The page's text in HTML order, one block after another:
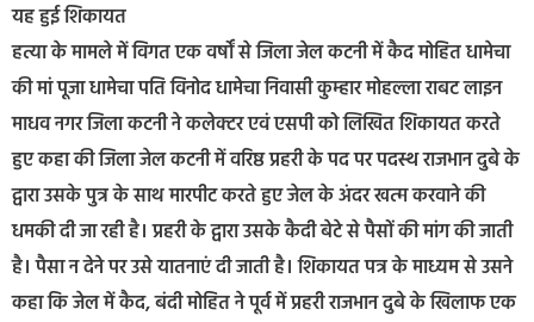
यह हुई शिकायत
हत्या के मामले में विगत एक वर्षों से जिला जेल कटनी में कैद मोहित धामेचा
की मां पूजा धामेचा पति विनोद धामेचा निवासी कुम्हार मोहल्ला राबट लाइन
माधव नगर जिला कटनी ने कलेक्टर एवं एसपी को लिखित शिकायत करते
हुए कहा की जिला जेल कटनी में वरिष्ठ प्रहरी के पद पर पदस्थ राजभान दुबे के
द्वारा उसके पुत्र के साथ मारपीट करते हुए जेल के अंदर खत्म करवाने की
धमकी दी जा रही है। प्रहरी के द्वारा उसके कैदी बेटे से पैसों की मांग की जाती
है। पैसा न देने पर उसे यातनाएं दी जाती है। शिकायत पत्र के माध्यम से उसने
कहा कि जेल में कैद, बंदी मोहित ने पूर्व में प्रहरी राजभान दुबे के खिलाफ एक